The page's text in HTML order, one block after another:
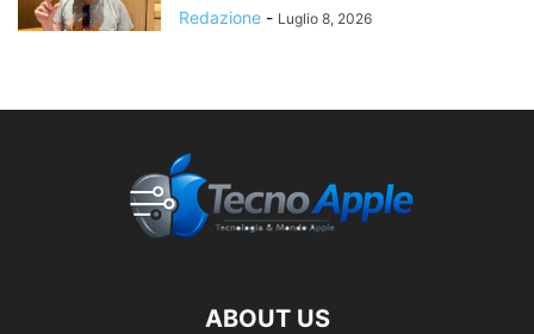
Redazione - Luglio 8, 2026
ABOUT US